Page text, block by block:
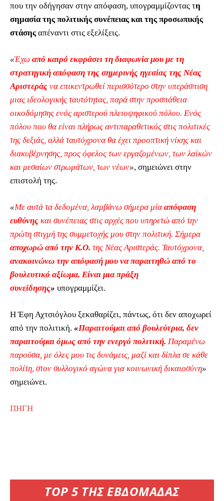
TOP 5 ΤΗΣ ΕΒΔΟΜΑΔΑΣ
που την οδήγησαν στην απόφαση, υπογραμμίζοντας τη
σημασία της πολιτικής συνέπειας και της προσωπικής
στάσηςαπέναντι στις εξελίξεις.
«Έχω από καιρό εκφράσει τη διαφωνία μου με τη
στρατηγική απόφαση της σημερινής ηγεσίας της Νέας
Αριστεράς να επικεντρωθεί περισσότερο στην υπεράσπιση
μιας ιδεολογικής ταυτότητας, παρά στην προσπάθεια
οικοδόμησης ενός αριστερού πλειοψηφικού πόλου. Ενός
πόλου που θα είναι πλήρως αντιπαραθετικός στις πολιτικές
της δεξιάς, αλλά ταυτόχρονα θα έχει προοπτική νίκης και
διακυβέρνησης, προς όφελος των εργαζομένων, των λαϊκών
και μεσαίων στρωμάτων, των νέων», σημειώνει στην
επιστολή της.
«Με αυτά τα δεδομένα, λαμβάνω σήμερα μία απόφαση
ευθύνης και συνέπειας στις αρχές που υπηρετώ από την
πρώτη στιγμή της συμμετοχής μου στην πολιτική. Σήμερα
αποχωρώ από την Κ.Ο. της Νέας Αριστεράς. Ταυτόχρονα,
ανακοινώνω την απόφασή μου να παραιτηθώ από το
βουλευτικό αξίωμα. Είναι μια πράξη
συνείδησης» υπογραμμίζει.
Η Έφη Αχτσιόγλου ξεκαθαρίζει, πάντως, ότι δεν αποχωρεί
από την πολιτική. «Παραιτούμαι από βουλεύτρια, δεν
παραιτούμαι όμως από την ενεργό πολιτική. Παραμένω
παρούσα, με όλες μου τις δυνάμεις, μαζί και δίπλα σε κάθε
πολίτη, στον συλλογικό αγώνα για κοινωνική δικαιοσύνη»
σημειώνει.
ΠΗΓΗ